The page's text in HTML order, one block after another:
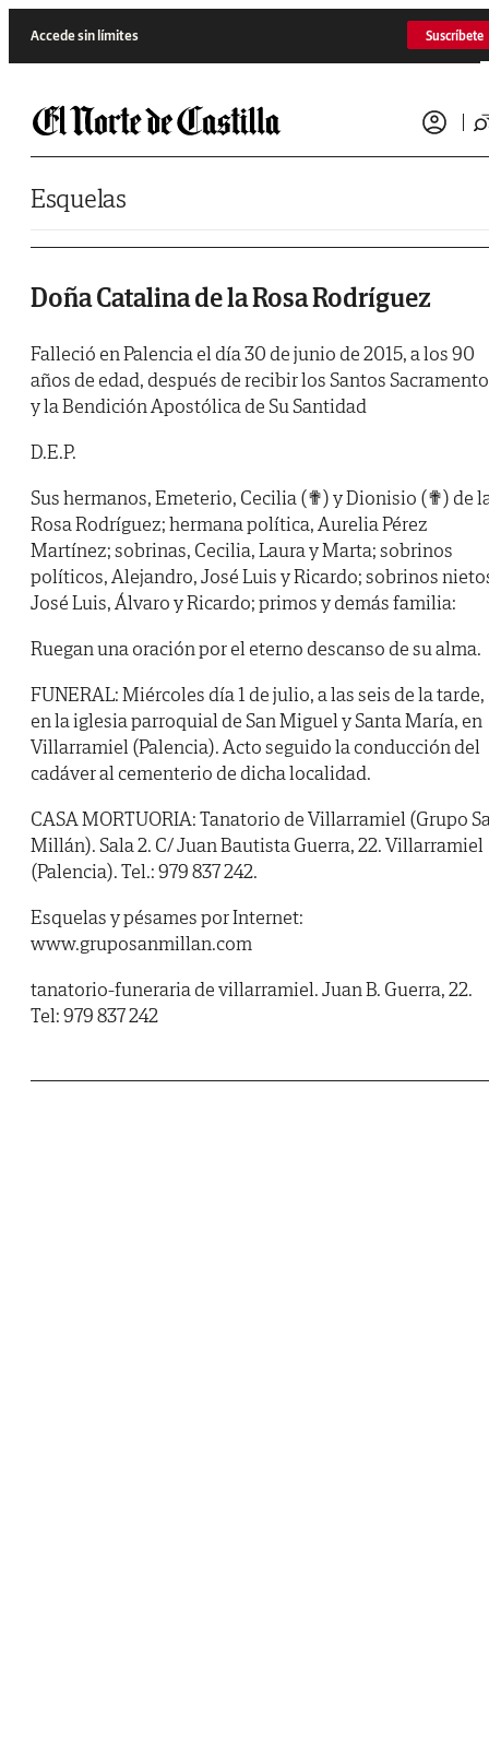
Accede sin límites Suscríbete
Esquelas
Doña Catalina de la Rosa Rodríguez
Falleció en Palencia el día 30 de junio de 2015, a los 90
años de edad, después de recibir los Santos
y la Bendición Apostólica de Su Santidad
D.E.P.
Sus hermanos, Emeterio, Cecilia (✟) y Dionisio (✟) de
Rosa Rodríguez; hermana política, Aurelia Pérez
Martínez; sobrinas, Cecilia, Laura y Marta; sobrinos
políticos, Alejandro, José Luis y Ricardo; sobrinos
José Luis, Álvaro y Ricardo; primos y demás familia:
Ruegan una oración por el eterno descanso de su alma.
FUNERAL: Miércoles día 1 de julio, a las seis de la tarde,
en la iglesia parroquial de San Miguel y Santa María, en
Villarramiel (Palencia). Acto seguido la conducción del
cadáver al cementerio de dicha localidad.
CASA MORTUORIA: Tanatorio de Villarramiel (Grupo
Millán). Sala 2. C/ Juan Bautista Guerra, 22. Villarramiel
(Palencia). Tel.: 979 837 242.
Esquelas y pésames por Internet:
www.gruposanmillan.com
tanatorio-funeraria de villarramiel. Juan B. Guerra, 22.
Tel: 979 837 242